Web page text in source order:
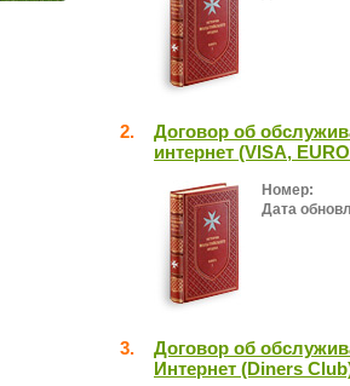
2.
Договор об
интернет (VISA,
Номер:
Дата
3.
Договор об
Интернет (Diners